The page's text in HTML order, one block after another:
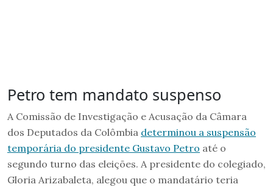
Petro tem mandato suspenso
A Comissão de Investigação e Acusação da Câmara
dos Deputados da Colômbia determinou a suspensão
temporária do presidente Gustavo Petro até o
segundo turno das eleições. A presidente do colegiado,
Gloria Arizabaleta, alegou que o mandatário teria